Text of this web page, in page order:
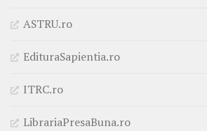
ASTRU.ro
EdituraSapientia.ro
ITRC.ro
LibrariaPresaBuna.ro